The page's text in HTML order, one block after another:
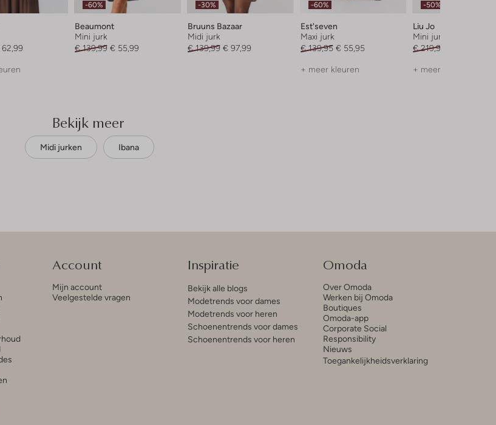
-60%
Beaumont
Mini jurk
€ 139,99 € 55,99
-30%
Bruuns Bazaar
Midi jurk
€ 139,99 € 97,99
-60%
Est'seven
Maxi jurk
€ 139,95 € 55,95
+ meer kleuren
-50%
Liu Jo
Mini jurk
€ 219,99
+ meer kleuren
Bekijk meer
Midi jurken Ibana
Account
Mijn account
Veelgestelde vragen
Inspiratie
Bekijk alle blogs
Modetrends voor dames
Modetrends voor heren
Schoenentrends voor dames
Schoenentrends voor heren
Omoda
Over Omoda
Werken bij Omoda
Boutiques
Omoda-app
Corporate Social
Responsibility
Nieuws
Toegankelijkheidsverklaring